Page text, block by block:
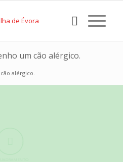
um cão alérgico.
alérgico.